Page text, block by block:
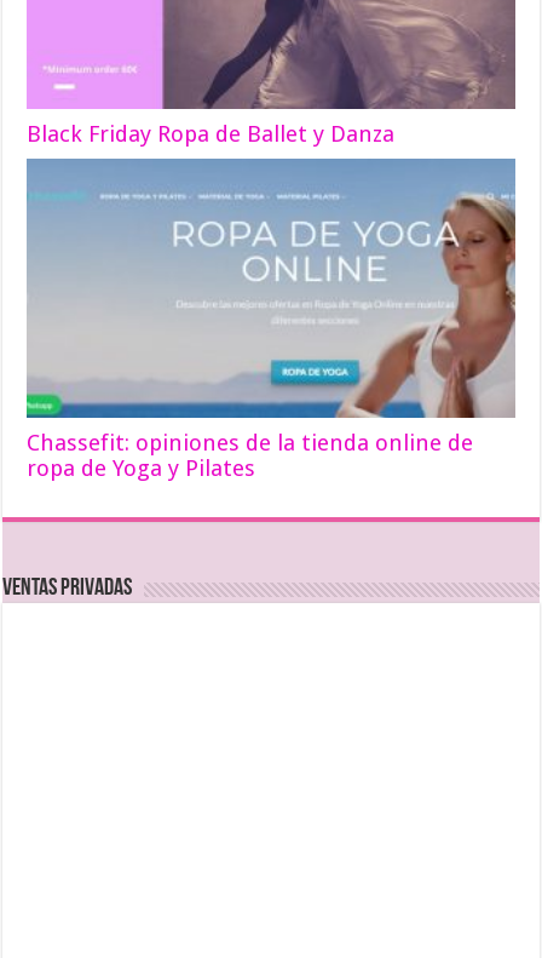
Black Friday Ropa de Ballet y Danza
Chassefit: opiniones de la tienda online de
ropa de Yoga y Pilates
Ventas Privadas